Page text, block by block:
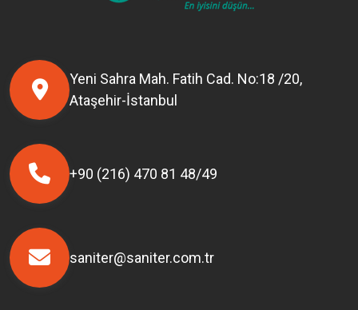
Yeni Sahra Mah. Fatih Cad. No:18 /20,
Ataşehir-İstanbul
+90 (216) 470 81 48/49
saniter@saniter.com.tr